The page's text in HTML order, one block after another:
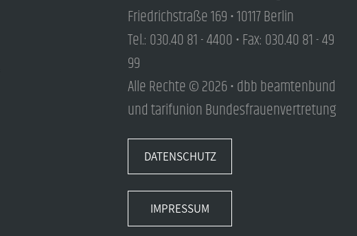
Friedrichstraße 169 • 10117 Berlin
Tel.: 030.40 81 - 4400 • Fax: 030.40 81 - 49
99
Alle Rechte © 2026 • dbb beamtenbund
und tarifunion Bundesfrauenvertretung
DATENSCHUTZ
IMPRESSUM